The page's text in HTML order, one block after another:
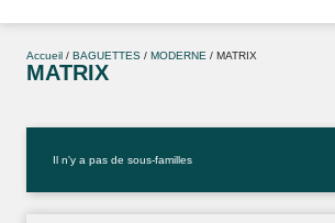
Accueil / BAGUETTES / MODERNE / MATRIX
MATRIX